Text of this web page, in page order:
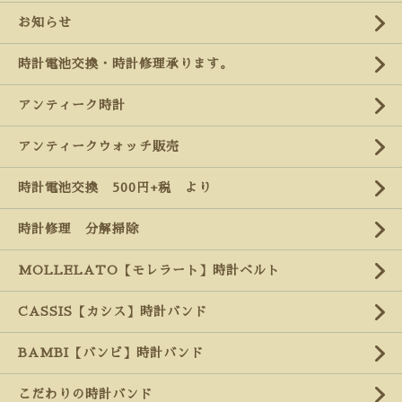
お知らせ
時計電池交換・時計修理承ります。
アンティーク時計
アンティークウォッチ販売
時計電池交換 500円+税 より
時計修理 分解掃除
MOLLELATO【モレラート】時計ベルト
CASSIS【カシス】時計バンド
BAMBI【バンビ】時計バンド
こだわりの時計バンド